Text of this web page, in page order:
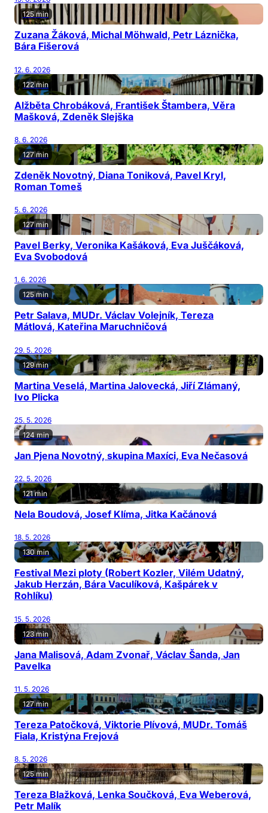
125 min
Zuzana Žáková, Michal Möhwald, Petr Láznička,
Bára Fišerová
12. 6. 2026
122 min
Alžběta Chrobáková, František Štambera, Věra
Mašková, Zdeněk Slejška
8. 6. 2026
127 min
Zdeněk Novotný, Diana Toniková, Pavel Kryl,
Roman Tomeš
5. 6. 2026
127 min
Pavel Berky, Veronika Kašáková, Eva Juščáková,
Eva Svobodová
1. 6. 2026
125 min
Petr Salava, MUDr. Václav Volejník, Tereza
Mátlová, Kateřina Maruchničová
29. 5. 2026
129 min
Martina Veselá, Martina Jalovecká, Jiří Zlámaný,
Ivo Plicka
25. 5. 2026
124 min
Jan Pjena Novotný, skupina Maxíci, Eva Nečasová
22. 5. 2026
121 min
Nela Boudová, Josef Klíma, Jitka Kačánová
18. 5. 2026
130 min
Festival Mezi ploty (Robert Kozler, Vilém Udatný,
Jakub Herzán, Bára Vaculíková, Kašpárek v
Rohlíku)
15. 5. 2026
123 min
Jana Malisová, Adam Zvonař, Václav Šanda, Jan
Pavelka
11. 5. 2026
127 min
Tereza Patočková, Viktorie Plívová, MUDr. Tomáš
Fiala, Kristýna Frejová
8. 5. 2026
125 min
Tereza Blažková, Lenka Součková, Eva Weberová,
Petr Malík